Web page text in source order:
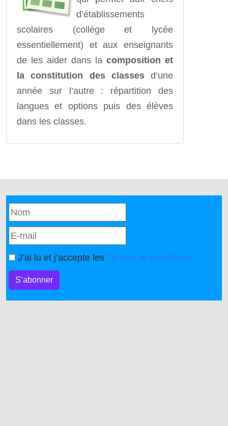
d’établissements
scolaires (collège et lycée
essentiellement) et aux enseignants
de les aider dans la composition et
la constitution des classesd’une
année sur l’autre : répartition des
langues et options puis des élèves
dans les classes.
J’ai lu et j’accepte les Termes et conditions
S’abonner